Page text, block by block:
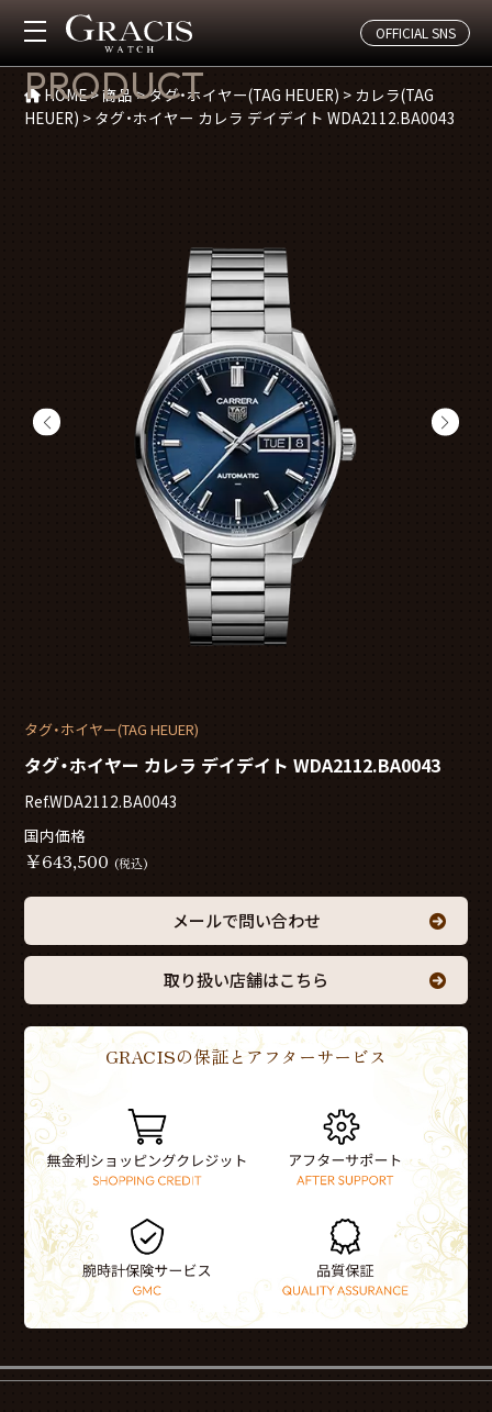
OFFICIAL SNS
商品紹介
PRODUCT
HOME>商品>タグ・ホイヤー(TAG HEUER) > カレラ(TAG
HEUER) > タグ・ホイヤー カレラ デイデイト WDA2112.BA0043
タグ・ホイヤー(TAG HEUER)
タグ・ホイヤー カレラ デイデイト WDA2112.BA0043
Ref.WDA2112.BA0043
国内価格
￥643,500 (税込)
メールで問い合わせ
取り扱い店舗はこちら
GRACISの保証とアフターサービス